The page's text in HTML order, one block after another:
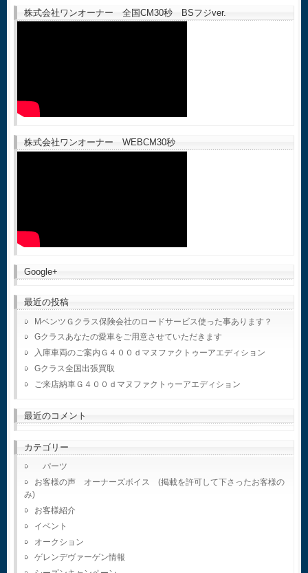
株式会社ワンオーナー 全国CM30秒 BSフジver.
株式会社ワンオーナー WEBCM30秒
Google+
最近の投稿
MベンツＧクラス保険会社のロードサービス使った事あります？
Gクラスあなたの愛車をご用意させていただきます
入庫車両のご案内Ｇ４００ｄマヌファクトゥーアエディション
Gクラス全国出張買取
ご来店納車Ｇ４００ｄマヌファクトゥーアエディション
最近のコメント
カテゴリー
パーツ
お客様の声 オーナーズボイス (掲載を許可して下さったお客様の
み)
お客様紹介
イベント
オークション
ゲレンデヴァーゲン情報